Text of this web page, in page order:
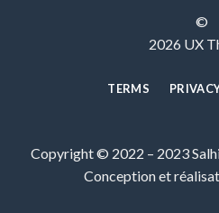
©
2026 UX
TERMS
Copyright © 2022 – 2023
Conception et